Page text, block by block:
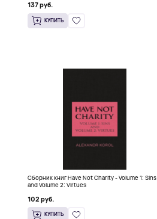
137 руб.
КУПИТЬ
Сборник книг Have Not Charity - Volume 1: Sins
and Volume 2: Virtues
102 руб.
КУПИТЬ